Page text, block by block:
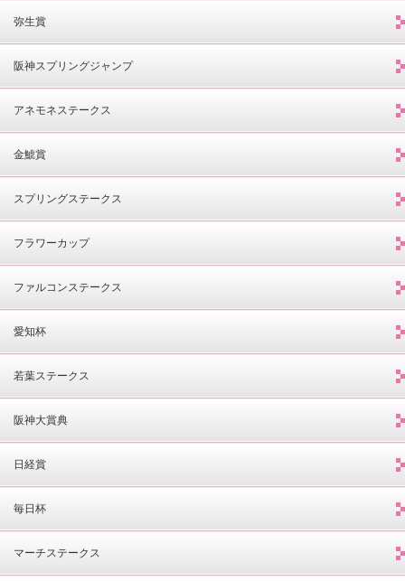
弥生賞
阪神スプリングジャンプ
アネモネステークス
金鯱賞
スプリングステークス
フラワーカップ
ファルコンステークス
愛知杯
若葉ステークス
阪神大賞典
日経賞
毎日杯
マーチステークス